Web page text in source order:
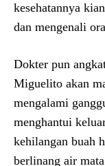
kesehatannya
dan mengenali
Dokter pun
Miguelito akan
mengalami
menghantui
kehilangan buah
berlinang air